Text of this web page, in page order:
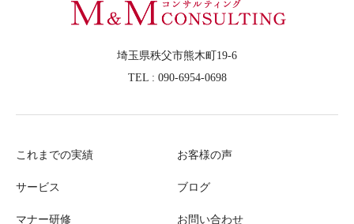
埼玉県秩父市熊木町19-6
TEL : 090-6954-0698
これまでの実績
サービス
マナー研修
お客様の声
ブログ
お問い合わせ